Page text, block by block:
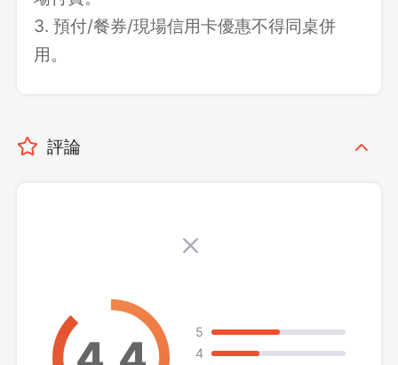
3. 預付/餐券/現場信用卡優惠不得同桌併
用。
評論
5
4